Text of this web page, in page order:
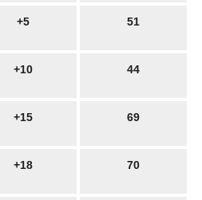
+5 51
+10 44
+15 69
+18 70